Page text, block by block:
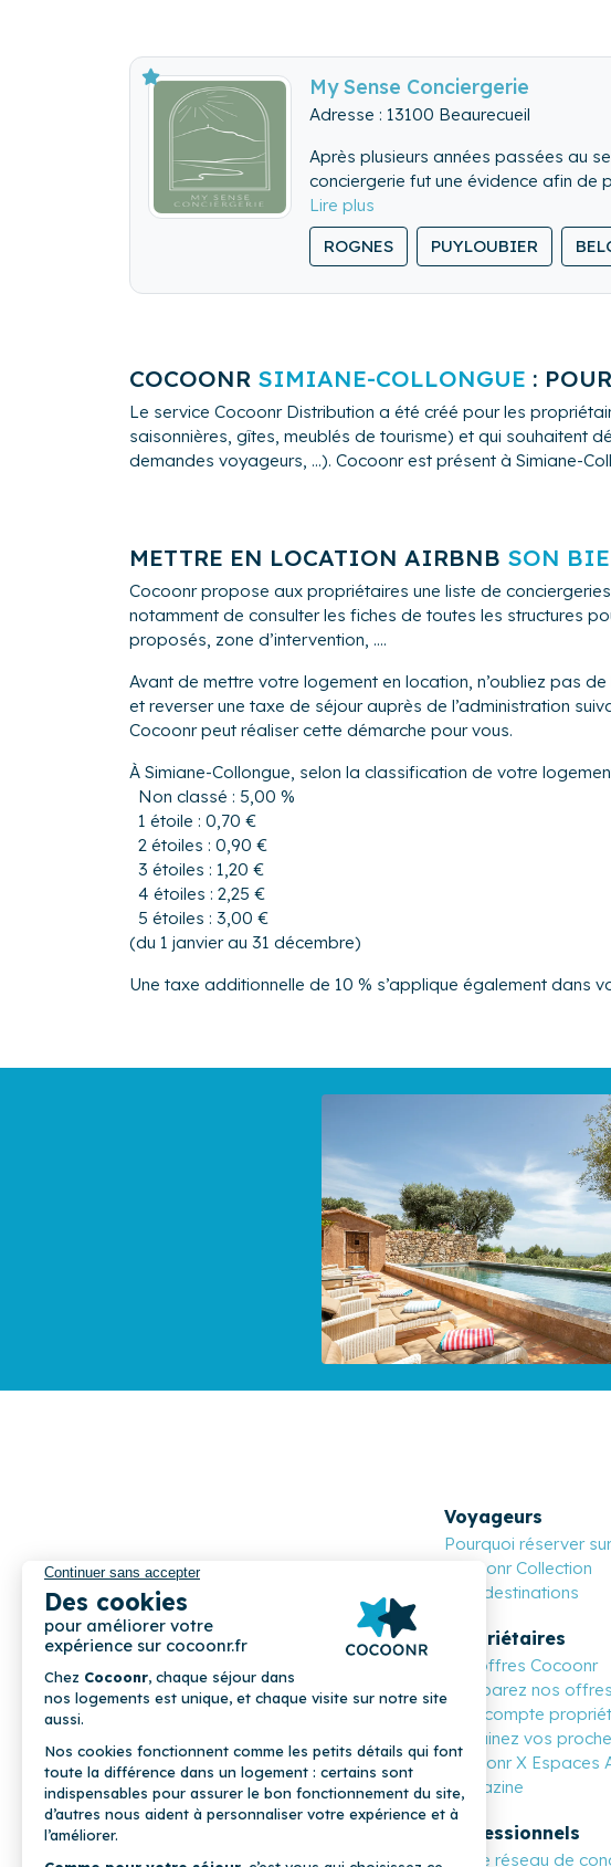
My Sense Conciergerie
Adresse : 13100 Beaurecueil
Après plusieurs années passées au
conciergerie fut une évidence afin de
l’écoute et une disponibilité au service
My Sense Conciergerie vous
vos hôtes.
ROGNES PUYLOUBIER
COCOONR SIMIANE-COLLONGUE :
Le service Cocoonr Distribution a été créé pour les
saisonnières, gîtes, meublés de tourisme) et qui souhaitent
demandes voyageurs, ...). Cocoonr est présent à Simiane-
METTRE EN LOCATION AIRBNB SON
Cocoonr propose aux propriétaires une liste de
notamment de consulter les fiches de toutes les structures
proposés, zone d’intervention, ....
Avant de mettre votre logement en location, n’oubliez pas
et reverser une taxe de séjour auprès de l’administration
Cocoonr peut réaliser cette démarche pour vous.
À Simiane-Collongue, selon la classification de votre
Non classé : 5,00 %
1 étoile : 0,70 €
2 étoiles : 0,90 €
3 étoiles : 1,20 €
4 étoiles : 2,25 €
5 étoiles : 3,00 €
(du 1 janvier au 31 décembre)
Une taxe additionnelle de 10 % s’applique également dans
COCOONR
Voyageurs
Pourquoi réserver
Cocoonr Collection
Nos destinations
Propriétaires
Les offres Cocoonr
Comparez nos offres
Mon compte
Parrainez vos
Cocoonr X Espaces
Magazine
Professionnels
Notre réseau de